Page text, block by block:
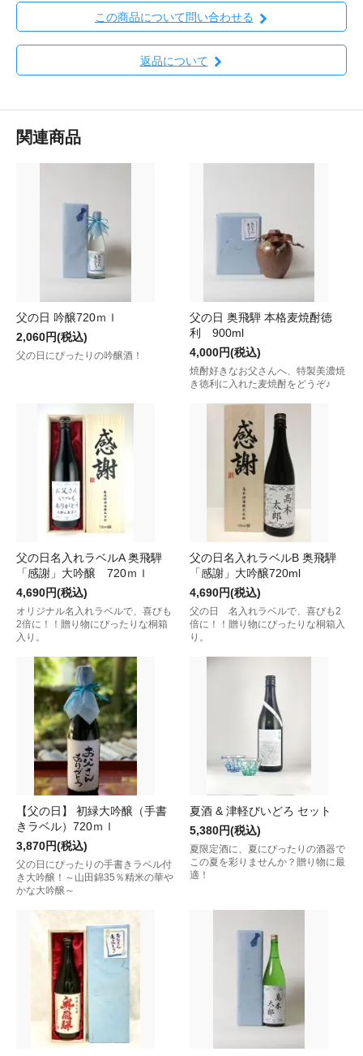
この商品について問い合わせる
返品について
関連商品
父の日 吟醸720ｍｌ
2,060円(税込)
父の日にぴったりの吟醸酒！
父の日 奥飛騨 本格麦焼酎徳
利 900ml
4,000円(税込)
焼酎好きなお父さんへ、特製美濃焼
き徳利に入れた麦焼酎をどうぞ♪
父の日名入れラベルA 奥飛騨
「感謝」大吟醸 720ｍｌ
4,690円(税込)
オリジナル名入れラベルで、喜びも
2倍に！！贈り物にぴったりな桐箱
入り。
父の日名入れラベルB 奥飛騨
「感謝」大吟醸720ml
4,690円(税込)
父の日 名入れラベルで、喜びも2
倍に！！贈り物にぴったりな桐箱入
り。
【父の日】 初緑大吟醸（手書
きラベル）720ｍｌ
3,870円(税込)
父の日にぴったりの手書きラベル付
き大吟醸！～山田錦35％精米の華や
かな大吟醸～
夏酒 & 津軽びいどろ セット
5,380円(税込)
夏限定酒に、夏にぴったりの酒器で
この夏を彩りませんか？贈り物に最
適！